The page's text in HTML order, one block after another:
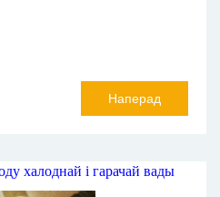
Наперад
халоднай і гарачай вады